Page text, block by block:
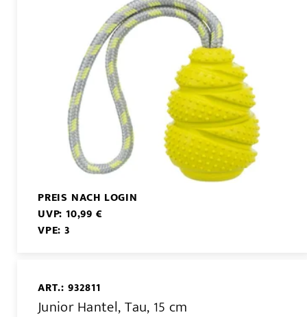
PREIS NACH LOGIN
UVP: 10,99 €
VPE: 3
ART.: 932811
Junior Hantel, Tau, 15 cm